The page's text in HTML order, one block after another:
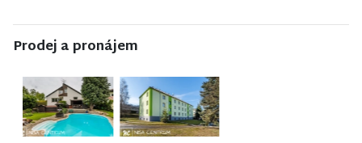
Prodej a pronájem